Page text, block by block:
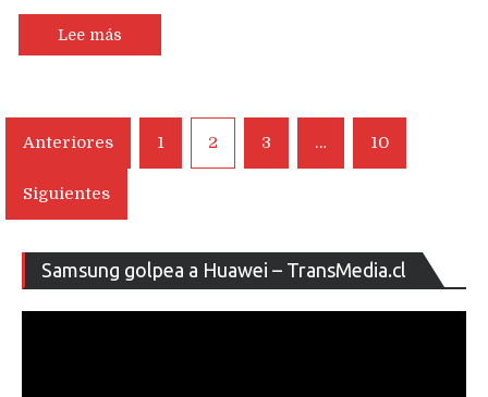
Lee más
Navegación
entradas
Anteriores 1 2 3 … 10
Siguientes
Samsung golpea a Huawei – TransMedia.cl
de